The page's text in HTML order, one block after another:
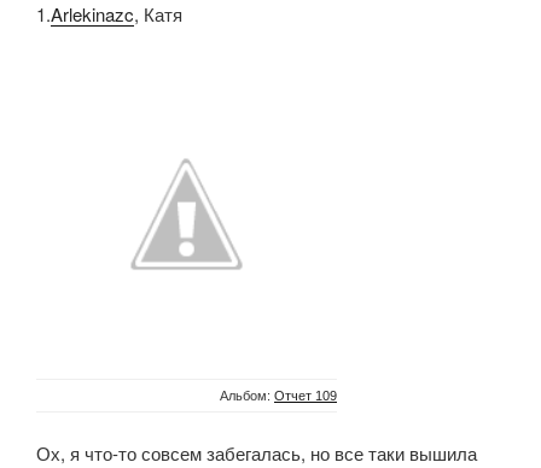
1.Arlekinazc, Катя
Альбом: Отчет 109
Ох, я что-то совсем забегалась, но все таки вышила